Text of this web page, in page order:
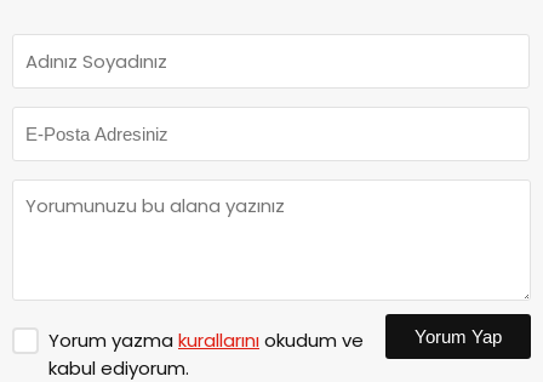
Yorum yazma kurallarınıokudum ve
kabul ediyorum.
Yorum Yap